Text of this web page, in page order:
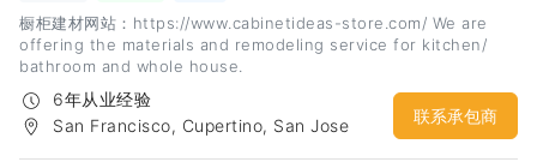
橱柜建材网站：https://www.cabinetideas-store.com/ We are
offering the materials and remodeling service for kitchen/
bathroom and whole house.
6年从业经验
San Francisco, Cupertino, San Jose
联系承包商